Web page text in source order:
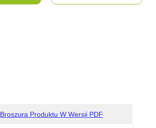
Broszura Produktu W Wersji PDF